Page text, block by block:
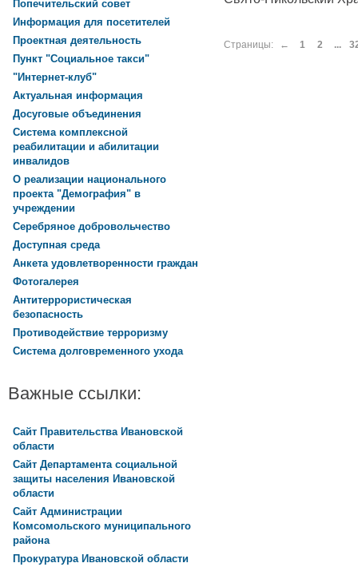
Страницы: ← 1 2 ...
Попечительский совет
Информация для посетителей
Проектная деятельность
Пункт "Социальное такси"
"Интернет-клуб"
Актуальная информация
Досуговые объединения
Система комплексной
реабилитации и абилитации
инвалидов
О реализации национального
проекта "Демография" в
учреждении
Серебряное добровольчество
Доступная среда
Анкета удовлетворенности граждан
Фотогалерея
Антитеррористическая
безопасность
Противодействие терроризму
Система долговременного ухода
Важные ссылки:
Сайт Правительства Ивановской
области
Сайт Департамента социальной
защиты населения Ивановской
области
Сайт Администрации
Комсомольского муниципального
района
Прокуратура Ивановской области